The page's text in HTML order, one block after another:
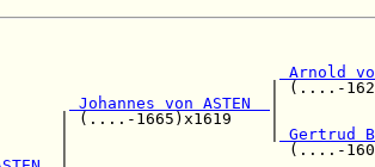
Arnold
Johannes von ASTEN
| (....-1665)x1619
|